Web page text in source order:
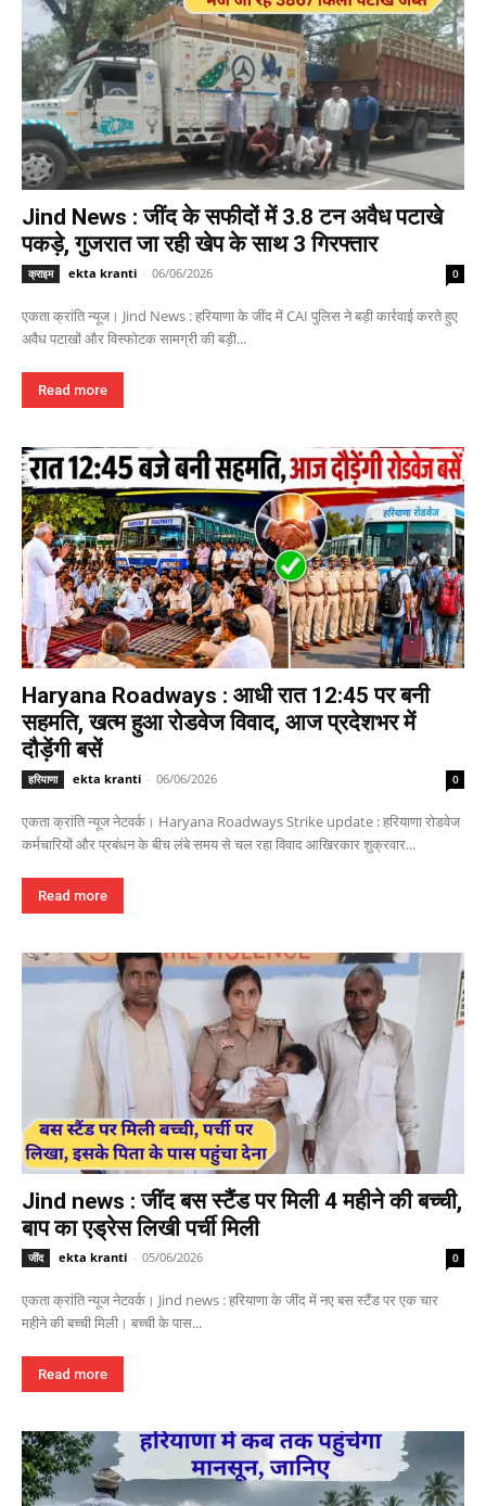
Jind News : जींद के सफीदों में 3.8 टन अवैध पटाखे
पकड़े, गुजरात जा रही खेप के साथ 3 गिरफ्तार
क्राइम ekta kranti - 06/06/2026 0
एकता क्रांति न्यूज। Jind News : हरियाणा के जींद में CAI पुलिस ने बड़ी कार्रवाई करते हुए
अवैध पटाखों और विस्फोटक सामग्री की बड़ी...
Read more
Haryana Roadways : आधी रात 12:45 पर बनी
सहमति, खत्म हुआ रोडवेज विवाद, आज प्रदेशभर में
दौड़ेंगी बसें
हरियाणा ekta kranti - 06/06/2026 0
एकता क्रांति न्यूज नेटवर्क। Haryana Roadways Strike update : हरियाणा रोडवेज
कर्मचारियों और प्रबंधन के बीच लंबे समय से चल रहा विवाद आखिरकार शुक्रवार...
Read more
Jind news : जींद बस स्टैंड पर मिली 4 महीने की बच्ची,
बाप का एड्रेस लिखी पर्ची मिली
जींद ekta kranti - 05/06/2026 0
एकता क्रांति न्यूज नेटवर्क। Jind news : हरियाणा के जींद में नए बस स्टैंड पर एक चार
महीने की बच्ची मिली। बच्ची के पास...
Read more